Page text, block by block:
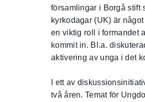
församlingar i Borgå stift
kyrkodagar (UK) är
en viktig roll i formandet
kommit in. Bl.a.
aktivering av unga i det
I ett av
två åren. Temat för